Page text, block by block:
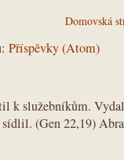
Domovská
Příspěvky (Atom)
k služebníkům.
(Gen 22,19)